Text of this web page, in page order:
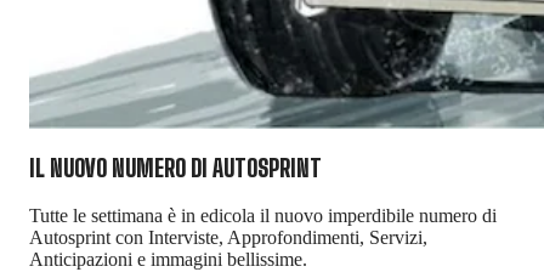
IL NUOVO NUMERO DI AUTOSPRINT
Tutte le settimana è in edicola il nuovo imperdibile numero di
Autosprint con Interviste, Approfondimenti, Servizi,
Anticipazioni e immagini bellissime.